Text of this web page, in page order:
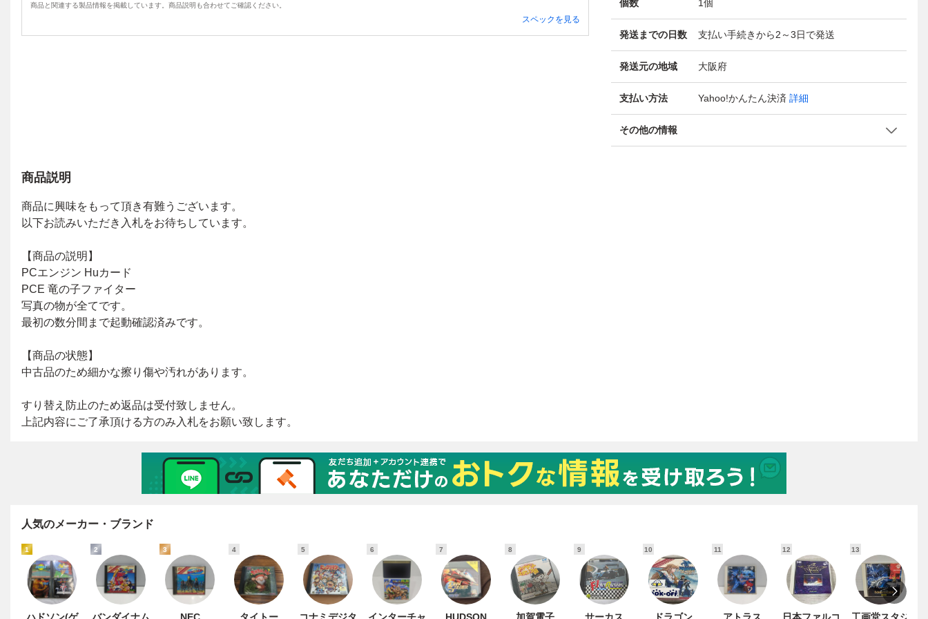
商品と関連する製品情報を掲載しています。商品説明も合わせてご確認ください。
スペックを見る
個数 1 個
発送までの日数 支払い手続きから2～3日で発送
発送元の地域 大阪府
支払い方法 Yahoo!かんたん決済 詳細
その他の情報
商品説明
人気のメーカー・ブランド
1 2 3 4 5 6 7 8 9 10 11 12 13